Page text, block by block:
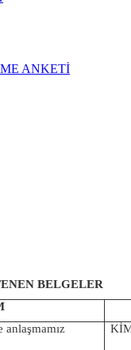
ANKETİ
BELGELER